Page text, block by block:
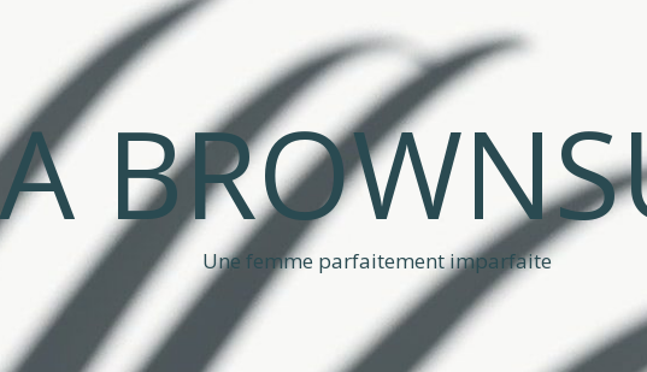
Une femme parfaitement imparfaite